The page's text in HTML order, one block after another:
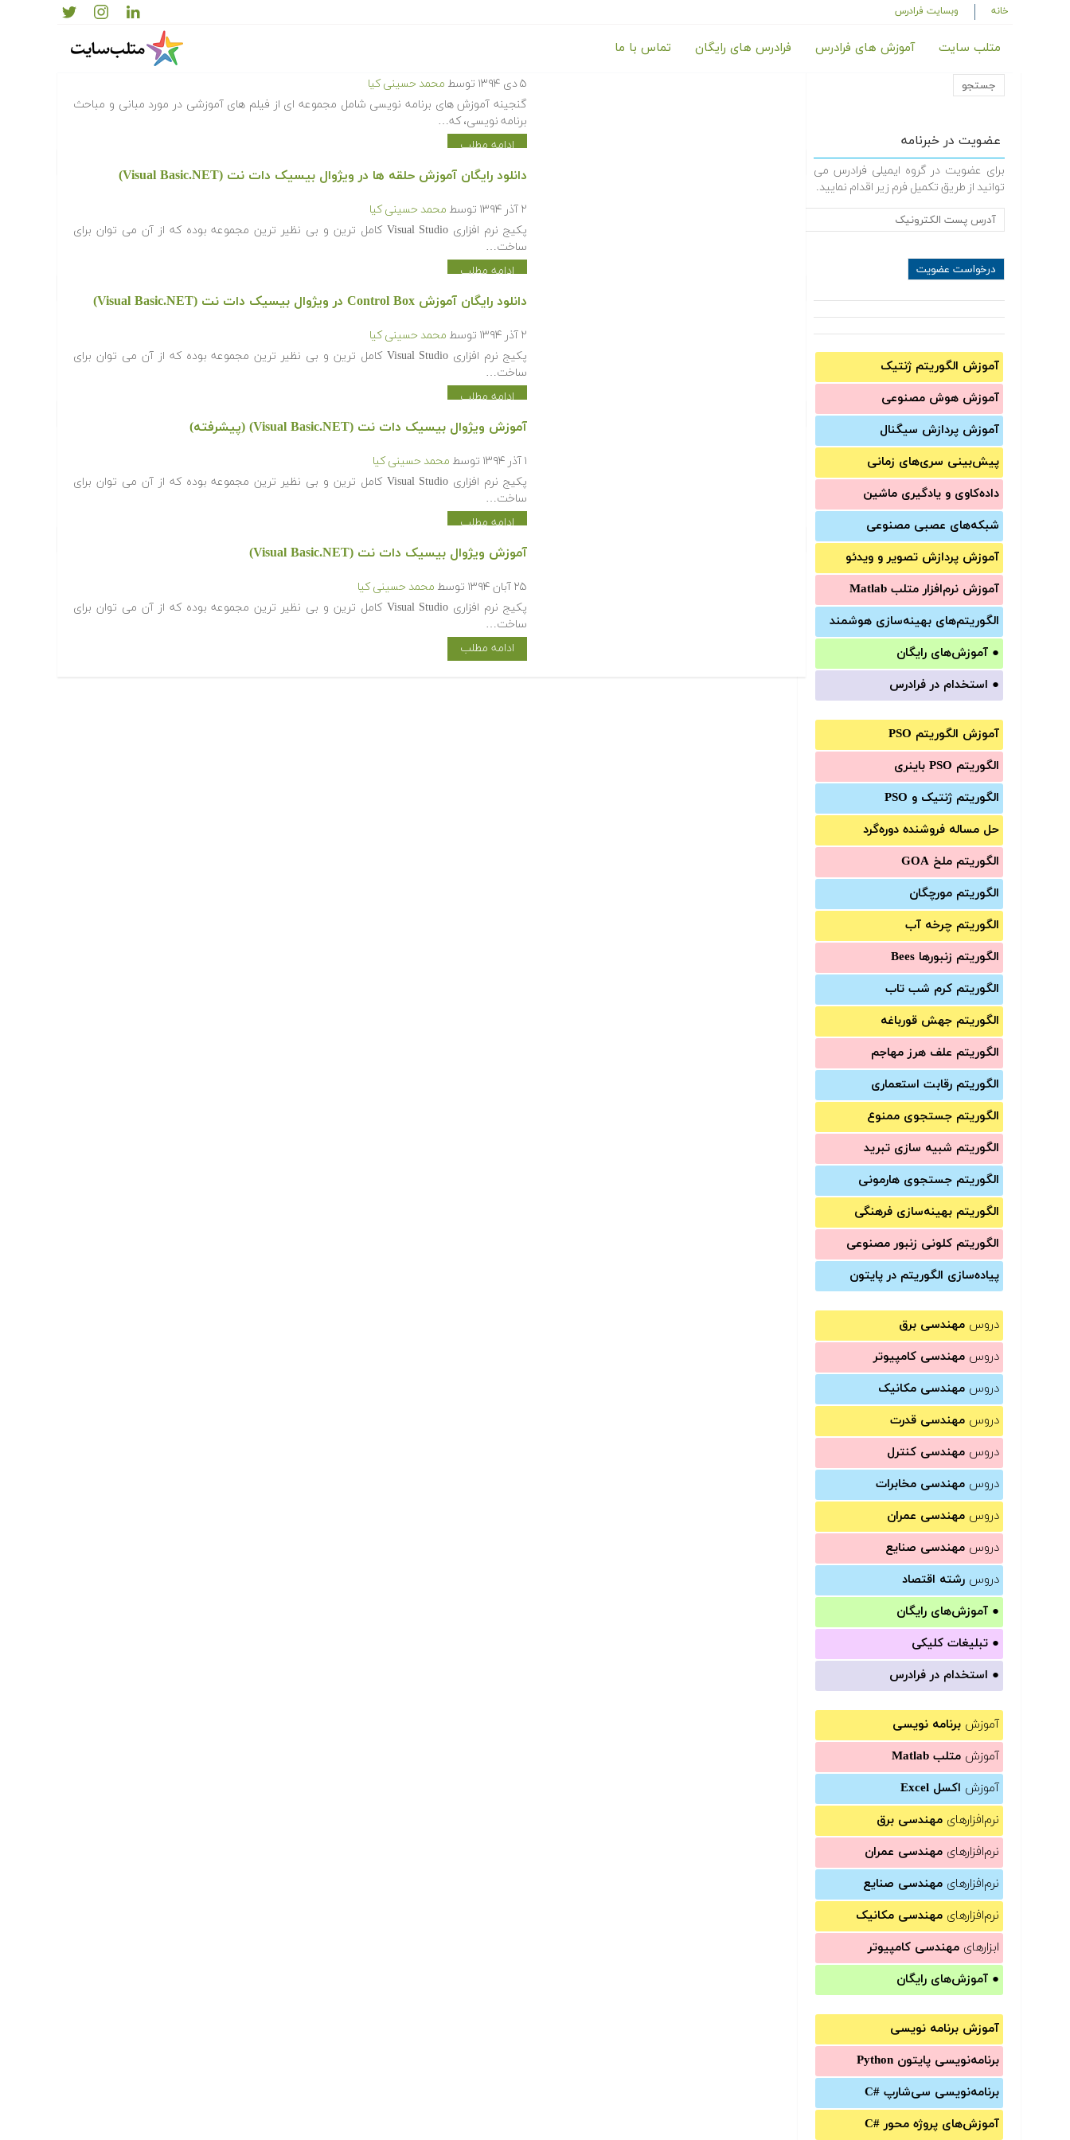
خانه وبسایت فرادرس
متلب سایت آموزش های فرادرس فرادرس های رایگان تماس با ما
عضویت در خبرنامه
برای عضویت در گروه ایمیلی فرادرس می
توانید از طریق تکمیل فرم زیر اقدام نمایید.
آموزش الگوریتم ژنتیک
آموزش‌ هوش مصنوعی
آموزش‌ پردازش سیگنال
پیش‌‌بینی سری‌‌های زمانی
داده‌کاوی و یادگیری ماشین
شبکه‌های عصبی مصنوعی
آموزش‌ پردازش تصویر و ویدئو
آموزش‌ نرم‌افزار متلب Matlab
الگوریتم‌های بهینه‌سازی هوشمند
● آموزش‌های رایگان
● استخدام در فرادرس
آموزش الگوریتم PSO
الگوریتم PSO باینری
الگوریتم ژنتیک و PSO
حل مساله فروشنده دوره‌گرد
الگوریتم ملخ GOA
الگوریتم مورچگان
الگوریتم چرخه آب
الگوریتم زنبورها Bees
الگوریتم کرم شب تاب
الگوریتم جهش قورباغه
الگوریتم علف هرز مهاجم
الگوریتم رقابت استعماری
الگوریتم جستجوی ممنوع
الگوریتم شبیه سازی تبرید
الگوریتم جستجوی هارمونی
الگوریتم بهینه‌سازی فرهنگی
الگوریتم کلونی زنبور مصنوعی
پیاده‌سازی الگوریتم در پایتون
دروس مهندسی برق
دروس مهندسی کامپیوتر
دروس مهندسی مکانیک
دروس مهندسی قدرت
دروس مهندسی کنترل
دروس مهندسی مخابرات
دروس مهندسی عمران
دروس مهندسی صنایع
دروس رشته اقتصاد
● آموزش‌های رایگان
● تبلیغات کلیکی
● استخدام در فرادرس
آموزش برنامه نویسی
آموزش متلب Matlab
آموزش اکسل Excel
نرم‌افزارهای مهندسی برق
نرم‌افزارهای مهندسی عمران
نرم‌افزارهای مهندسی صنایع
نرم‌افزارهای مهندسی مکانیک
ابزارهای مهندسی کامپیوتر
● آموزش‌های رایگان
آموزش برنامه نویسی
برنامه‌نویسی پایتون Python
برنامه‌‌نویسی سی‌شارپ C#‎
آموزش‌های پروژه محور #C
۵ دی ۱۳۹۴ توسط محمد حسینی کیا
گنجینه آموزش های برنامه نویسی شامل مجموعه ای از فیلم های آموزشی در مورد مبانی و مباحث
برنامه نویسی، که…
ادامه مطلب
دانلود رایگان آموزش حلقه ها در ویژوال بیسیک دات نت (Visual Basic.NET)
۲ آذر ۱۳۹۴ توسط محمد حسینی کیا
پکیج نرم افزاری Visual Studio کامل ترین و بی نظیر ترین مجموعه بوده که از آن می توان برای
ساخت…
ادامه مطلب
دانلود رایگان آموزش Control Box در ویژوال بیسیک دات نت (Visual Basic.NET)
۲ آذر ۱۳۹۴ توسط محمد حسینی کیا
پکیج نرم افزاری Visual Studio کامل ترین و بی نظیر ترین مجموعه بوده که از آن می توان برای
ساخت…
ادامه مطلب
آموزش ویژوال بیسیک دات نت (Visual Basic.NET) (پیشرفته)
۱ آذر ۱۳۹۴ توسط محمد حسینی کیا
پکیج نرم افزاری Visual Studio کامل ترین و بی نظیر ترین مجموعه بوده که از آن می توان برای
ساخت…
ادامه مطلب
آموزش ویژوال بیسیک دات نت (Visual Basic.NET)
۲۵ آبان ۱۳۹۴ توسط محمد حسینی کیا
پکیج نرم افزاری Visual Studio کامل ترین و بی نظیر ترین مجموعه بوده که از آن می توان برای
ساخت…
ادامه مطلب